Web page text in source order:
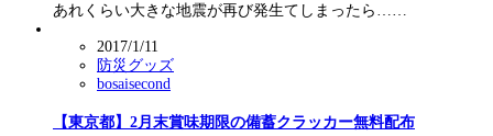
あれくらい大きな地震が再び発生てしまったら……
2017/1/11
防災グッズ
bosaisecond
【東京都】2月末賞味期限の備蓄クラッカー無料配布